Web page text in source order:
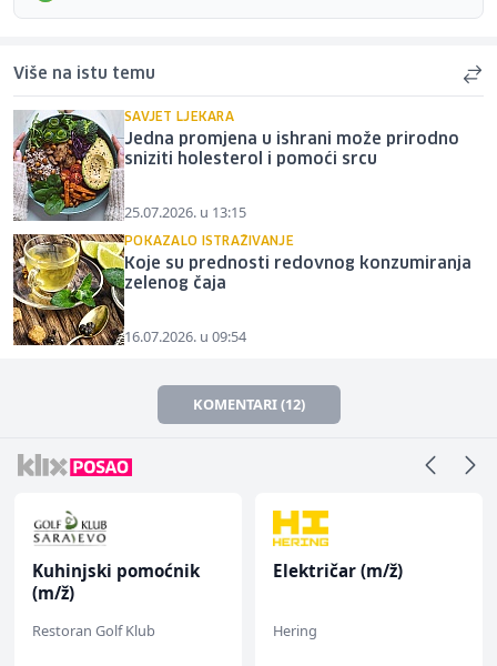
Više na istu temu
SAVJET LJEKARA
Jedna promjena u ishrani može prirodno
sniziti holesterol i pomoći srcu
25.07.2026. u 13:15
POKAZALO ISTRAŽIVANJE
Koje su prednosti redovnog konzumiranja
zelenog čaja
16.07.2026. u 09:54
KOMENTARI (12)
Kuhinjski pomoćnik
(m/ž)
Restoran Golf Klub
Električar (m/ž)
Hering